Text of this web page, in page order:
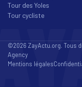
Tour des Yoles
Tour cycliste
©2026 ZayActu.org. Tous
Agency
Mentions légales